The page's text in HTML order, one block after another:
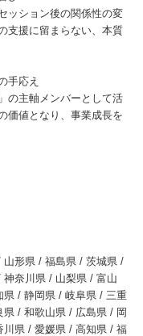
ッション後の関係性の変
支援に留まらない、本質
手応え
の主軸メンバーとして活
価値となり、事業成長を
形県 / 福島県 / 茨城県 /
奈川県 / 山梨県 / 富山
/ 静岡県 / 岐阜県 / 三重
/ 和歌山県 / 広島県 / 岡
県 / 愛媛県 / 高知県 / 福